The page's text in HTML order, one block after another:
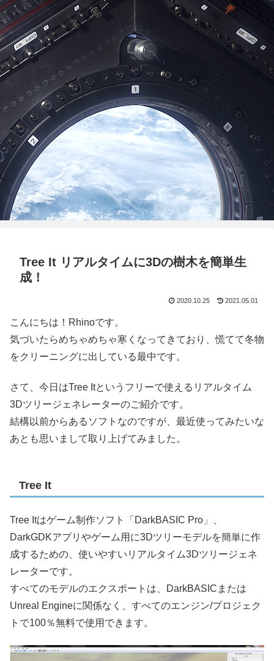
Tree It リアルタイムに3Dの樹木を簡単生
成！
2020.10.25 2021.05.01
こんにちは！Rhinoです。
気づいたらめちゃめちゃ寒くなってきており、慌てて冬物
をクリーニングに出している最中です。
さて、今日はTree Itというフリーで使えるリアルタイム
3Dツリージェネレーターのご紹介です。
結構以前からあるソフトなのですが、最近使ってみたいな
あとも思いまして取り上げてみました。
Tree It
Tree Itはゲーム制作ソフト「DarkBASIC Pro」、
DarkGDKアプリやゲーム用に3Dツリーモデルを簡単に作
成するための、使いやすいリアルタイム3Dツリージェネ
レーターです。
すべてのモデルのエクスポートは、DarkBASICまたは
Unreal Engineに関係なく、すべてのエンジン/プロジェク
トで100％無料で使用できます。